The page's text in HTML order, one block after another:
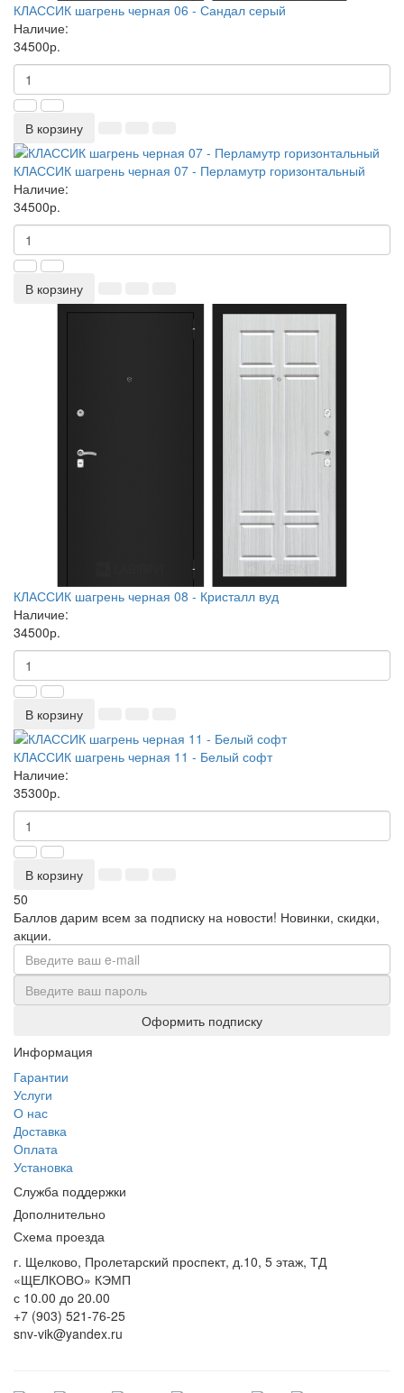
КЛАССИК шагрень черная 06 - Сандал серый
Наличие:
34500р.
В корзину
КЛАССИК шагрень черная 07 - Перламутр горизонтальный
Наличие:
34500р.
В корзину
КЛАССИК шагрень черная 08 - Кристалл вуд
Наличие:
34500р.
В корзину
КЛАССИК шагрень черная 11 - Белый софт
Наличие:
35300р.
В корзину
50
Баллов дарим всем за подписку на новости! Новинки, скидки,
акции.
Оформить подписку
Информация
Гарантии
Услуги
О нас
Доставка
Оплата
Установка
Служба поддержки
Дополнительно
Схема проезда
г. Щелково, Пролетарский проспект, д.10, 5 этаж, ТД
«ЩЕЛКОВО» КЭМП
с 10.00 до 20.00
+7 (903) 521-76-25
snv-vik@yandex.ru